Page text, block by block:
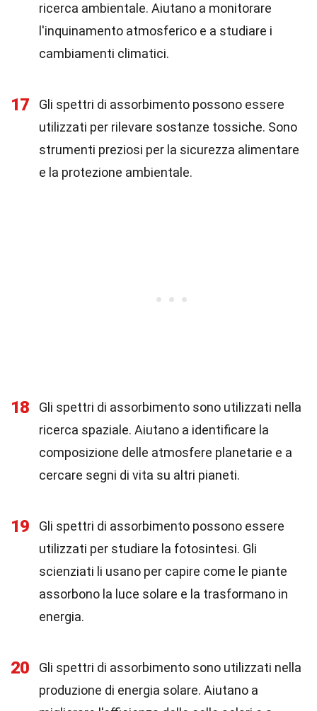
ricerca ambientale. Aiutano a monitorare
l'inquinamento atmosferico e a studiare i
cambiamenti climatici.
17
Gli spettri di assorbimento possono essere
utilizzati per rilevare sostanze tossiche. Sono
strumenti preziosi per la sicurezza alimentare
e la protezione ambientale.
18
Gli spettri di assorbimento sono utilizzati nella
ricerca spaziale. Aiutano a identificare la
composizione delle atmosfere planetarie e a
cercare segni di vita su altri pianeti.
19
Gli spettri di assorbimento possono essere
utilizzati per studiare la fotosintesi. Gli
scienziati li usano per capire come le piante
assorbono la luce solare e la trasformano in
energia.
20
Gli spettri di assorbimento sono utilizzati nella
produzione di energia solare. Aiutano a